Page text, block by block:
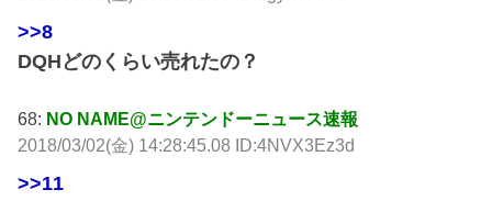
>>8
DQHどのくらい売れたの？
68: NO NAME@ニンテンドーニュース速報
2018/03/02(金) 14:28:45.08 ID:4NVX3Ez3d
>>11